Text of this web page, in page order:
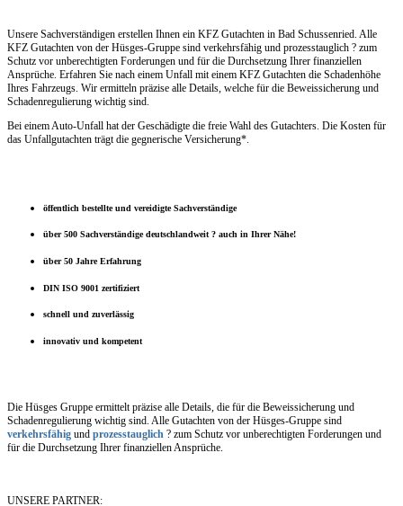
Unsere Sachverständigen erstellen Ihnen ein KFZ Gutachten in Bad Schussenried. Alle
KFZ Gutachten von der Hüsges-Gruppe sind verkehrsfähig und prozesstauglich ? zum
Schutz vor unberechtigten Forderungen und für die Durchsetzung Ihrer finanziellen
Ansprüche. Erfahren Sie nach einem Unfall mit einem KFZ Gutachten die Schadenhöhe
Ihres Fahrzeugs. Wir ermitteln präzise alle Details, welche für die Beweissicherung und
Schadenregulierung wichtig sind.
Bei einem Auto-Unfall hat der Geschädigte die freie Wahl des Gutachters. Die Kosten für
das Unfallgutachten trägt die gegnerische Versicherung*.
öffentlich bestellte und vereidigte Sachverständige
über 500 Sachverständige deutschlandweit ? auch in Ihrer Nähe!
über 50 Jahre Erfahrung
DIN ISO 9001 zertifiziert
schnell und zuverlässig
innovativ und kompetent
Die Hüsges Gruppe ermittelt präzise alle Details, die für die Beweissicherung und
Schadenregulierung wichtig sind. Alle Gutachten von der Hüsges-Gruppe sind
verkehrsfähig und prozesstauglich ? zum Schutz vor unberechtigten Forderungen und
für die Durchsetzung Ihrer finanziellen Ansprüche.
UNSERE PARTNER: